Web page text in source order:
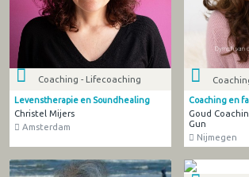
Coaching - Lifecoaching
Levenstherapie en Soundhealing
Christel Mijers
Amsterdam
Coaching en
Goud
Gun
Nijmegen